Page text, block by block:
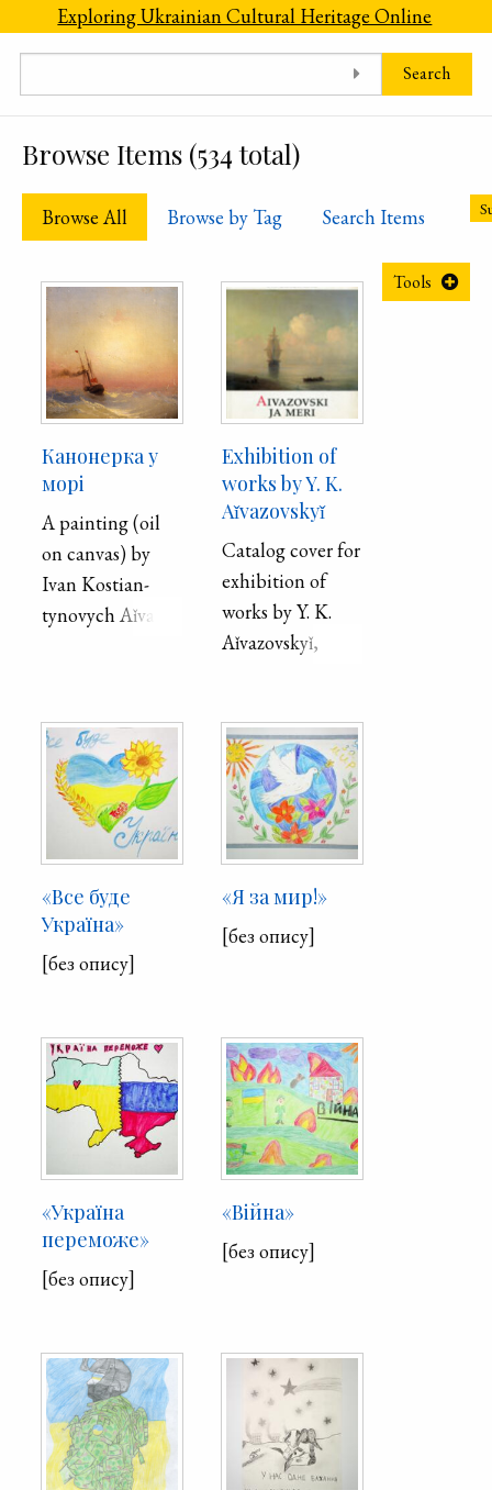
Skip to main content
Exploring Ukrainian Cultural Heritage Online
Search
Browse Items (534 total)
Browse All Browse by Tag Search Items
Tools
Канонерка у
морі
A painting (oil
on canvas) by
Ivan Ko­stian­
tyno­vych Aǐ­va­
Exhibition of
works by Y. K.
Aǐvazovskyǐ
Catalog cover for
exhibition of
works by Y. K.
Aǐvazovskyǐ,
shore.
«Все буде
Україна»
[без опису]
«Я за мир!»
[без опису]
«Україна
переможе»
[без опису]
«Війна»
[без опису]